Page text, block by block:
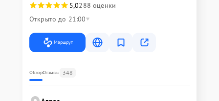
5,0288 оценки
Открыто до 21:00
Маршрут
ОбзорОтзывы 348